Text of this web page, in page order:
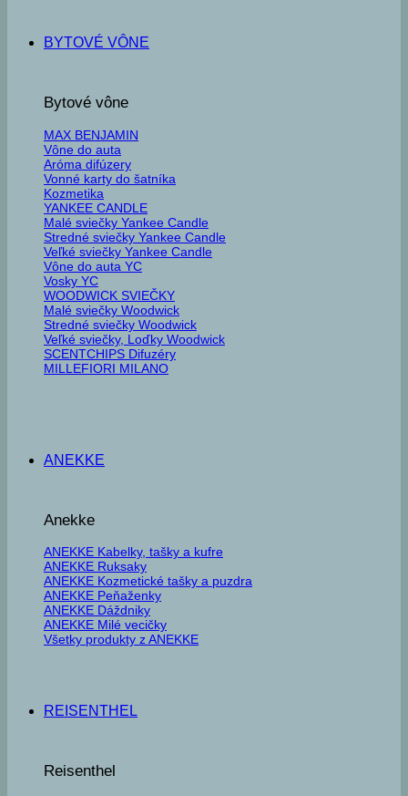
BYTOVÉ VÔNE
Bytové vône
MAX BENJAMIN
Vône do auta
Aróma difúzery
Vonné karty do šatníka
Kozmetika
YANKEE CANDLE
Malé sviečky Yankee Candle
Stredné sviečky Yankee Candle
Veľké sviečky Yankee Candle
Vône do auta YC
Vosky YC
WOODWICK SVIEČKY
Malé sviečky Woodwick
Stredné sviečky Woodwick
Veľké sviečky, Loďky Woodwick
SCENTCHIPS Difuzéry
MILLEFIORI MILANO
ANEKKE
Anekke
ANEKKE Kabelky, tašky a kufre
ANEKKE Ruksaky
ANEKKE Kozmetické tašky a puzdra
ANEKKE Peňaženky
ANEKKE Dáždniky
ANEKKE Milé vecičky
Všetky produkty z ANEKKE
REISENTHEL
Reisenthel